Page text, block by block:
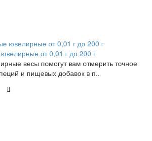
от 0,01 г до 200 г
весы помогут вам отмерить точное
и пищевых добавок в п..